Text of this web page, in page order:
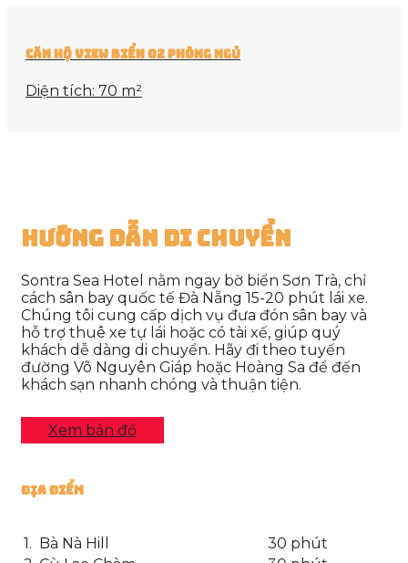
Căn Hộ View Biển 02 Phòng Ngủ
Diện tích: 70 m²
Hướng Dẫn Di Chuyển
Sontra Sea Hotel nằm ngay bờ biển Sơn Trà, chỉ
cách sân bay quốc tế Đà Nẵng 15-20 phút lái xe.
Chúng tôi cung cấp dịch vụ đưa đón sân bay và
hỗ trợ thuê xe tự lái hoặc có tài xế, giúp quý
khách dễ dàng di chuyển. Hãy đi theo tuyến
đường Võ Nguyên Giáp hoặc Hoàng Sa để đến
khách sạn nhanh chóng và thuận tiện.
Xem bản đồ
Địa Điểm
1. Bà Nà Hill
30 phút